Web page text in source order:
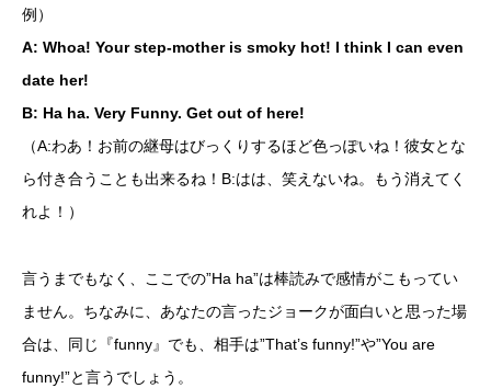
例）
A: Whoa! Your step-mother is smoky hot! I think I can even
date her!
B: Ha ha. Very Funny. Get out of here!
（A:わあ！お前の継母はびっくりするほど色っぽいね！彼女とな
ら付き合うことも出来るね！B:はは、笑えないね。もう消えてく
れよ！）
言うまでもなく、ここでの”Ha ha”は棒読みで感情がこもってい
ません。ちなみに、あなたの言ったジョークが面白いと思った場
合は、同じ『funny』でも、相手は”That’s funny!”や”You are
funny!”と言うでしょう。